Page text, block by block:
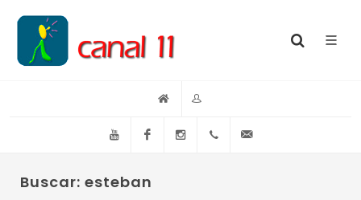
YouTube FacebookInstagram(+54)(9)3548-576073
Buscar: esteban